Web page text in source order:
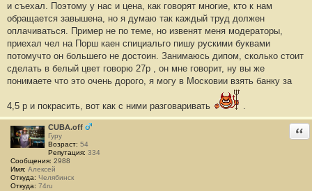
б
щ
е
н
и
#
6
и съехал. Поэтому у нас и цена, как говорят многие, кто к нам
обращается завышена, но я думаю так каждый труд должен
оплачиваться. Пример не по теме, но извенят меня модераторы,
приехал чел на Порш каен спициальго пишу рускими буквами
потомучто он большего не достоин. Занимаюсь дипом, сколько стоит
сделать в белый цвет говорю 27р , он мне говорит, ну вы же
понимаете что это очень дорого, я могу в Московии взять банку за
4,5 р и покрасить, вот как с ними разговаривать .
CUBA.off
Гуру
Возраст: 54
Репутация: 334
Сообщения: 2988
Имя: Алексей
Откуда: Челябинск
Откуда: 74ru